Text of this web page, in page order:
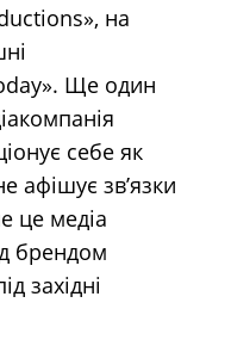
на
Ще один
себе як
афішує зв’язки
це медіа
брендом
західні